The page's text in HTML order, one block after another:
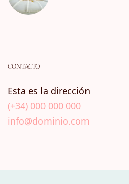
CONTACTO
Esta es la dirección
(+34) 000 000 000
info@dominio.com